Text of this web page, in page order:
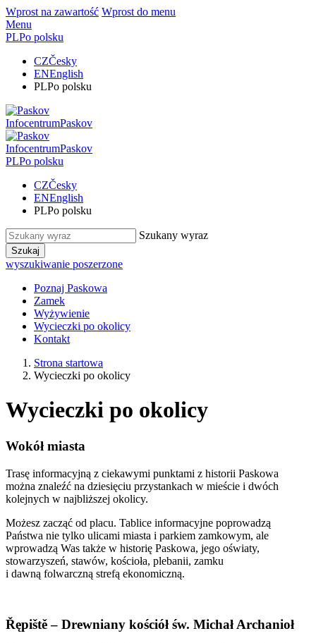
Wprost na zawartość Wprost do menu
Menu
PLPo polsku
CZČesky
ENEnglish
PLPo polsku
InfocentrumPaskov
InfocentrumPaskov
PLPo polsku
CZČesky
ENEnglish
PLPo polsku
Szukany wyraz
Szukaj
wyszukiwanie poszerzone
Poznaj Paskowa
Zamek
Wyżywienie
Wycieczki po okolicy
Kontakt
Strona startowa
Wycieczki po okolicy
Wycieczki po okolicy
Wokół miasta
Trasę informacyjną z ciekawymi punktami z historii Paskowa
można znaleźć na dziesięciu przystankach w mieście i dwóch
kolejnych w najbliższej okolicy.
Możesz zacząć od placu. Tablice informacyjne poprowadzą
Państwa nie tylko ulicami miasta i parkiem zamkowym, ale
wprowadzą Was także w historię Paskowa, jego oświaty,
stowarzyszeń, stawów, kościoła, plebanii, zamku
i dawną folwarczną strefą ekonomiczną.
Řępiště – Drewniany kościół św. Michał Archanioł